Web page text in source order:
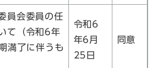
員会委員の任
て（令和6年
満了に伴うも
令和6
年6月
25日
同意